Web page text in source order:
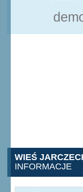
WIEŚ
INFORMACJE